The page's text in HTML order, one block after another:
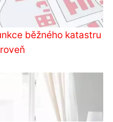
běžného katastru